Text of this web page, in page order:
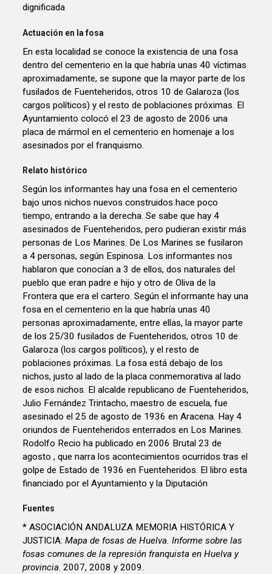
dignificada
Actuación en la fosa
En esta localidad se conoce la existencia de una fosa
dentro del cementerio en la que habría unas 40 víctimas
aproximadamente, se supone que la mayor parte de los
fusilados de Fuenteheridos, otros 10 de Galaroza (los
cargos políticos) y el resto de poblaciones próximas. El
Ayuntamiento colocó el 23 de agosto de 2006 una
placa de mármol en el cementerio en homenaje a los
asesinados por el franquismo.
Relato histórico
Según los informantes hay una fosa en el cementerio
bajo unos nichos nuevos construidos hace poco
tiempo, entrando a la derecha. Se sabe que hay 4
asesinados de Fuenteheridos, pero pudieran existir más
personas de Los Marines. De Los Marines se fusilaron
a 4 personas, según Espinosa. Los informantes nos
hablaron que conocían a 3 de ellos, dos naturales del
pueblo que eran padre e hijo y otro de Oliva de la
Frontera que era el cartero. Según el informante hay una
fosa en el cementerio en la que habría unas 40
personas aproximadamente, entre ellas, la mayor parte
de los 25/30 fusilados de Fuenteheridos, otros 10 de
Galaroza (los cargos políticos), y el resto de
poblaciones próximas. La fosa está debajo de los
nichos, justo al lado de la placa conmemorativa al lado
de esos nichos. El alcalde republicano de Fuenteheridos,
Julio Fernández Trintacho, maestro de escuela, fue
asesinado el 25 de agosto de 1936 en Aracena. Hay 4
oriundos de Fuenteheridos enterrados en Los Marines.
Rodolfo Recio ha publicado en 2006 Brutal 23 de
agosto , que narra los acontecimientos ocurridos tras el
golpe de Estado de 1936 en Fuenteheridos. El libro esta
financiado por el Ayuntamiento y la Diputación
Fuentes
* ASOCIACIÓN ANDALUZA MEMORIA HISTÓRICA Y
JUSTICIA:Mapa de fosas de Huelva. Informe sobre las
fosas comunes de la represión franquista en Huelva y
provincia. 2007, 2008 y 2009.